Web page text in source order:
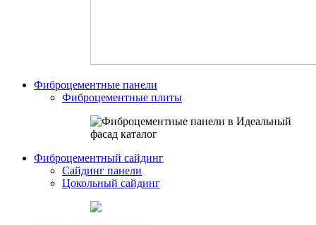
Фиброцементные панели
Фиброцементные плиты
Фиброцементный сайдинг
Сайдинг панели
Цокольный сайдинг